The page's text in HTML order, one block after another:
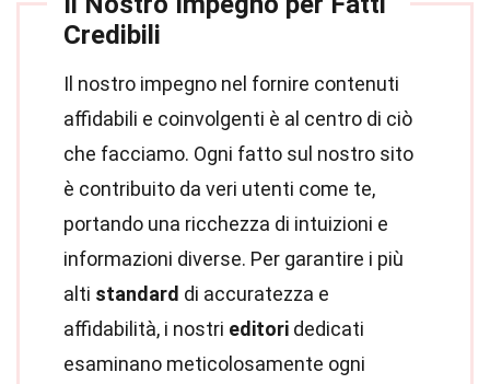
Credibili
Il nostro impegno nel fornire contenuti
affidabili e coinvolgenti è al centro di ciò
che facciamo. Ogni fatto sul nostro sito
è contribuito da veri utenti come te,
portando una ricchezza di intuizioni e
informazioni diverse. Per garantire i più
alti standard di accuratezza e
affidabilità, i nostri editori dedicati
esaminano meticolosamente ogni